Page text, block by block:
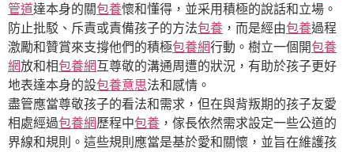
管道達本身的關包養懷和懂得，並采用積極的說話和立場。
防止批駁、斥責或責備孩子的方法包養 ，而是經由包養過程
激勵和贊賞來支撐他們的積極包養網行動。樹立一個開包養
網放和相包養網互尊敬的溝通周遭的狀況，有助於孩子更好
地表達本身的設包養意思法和感情。
盡管應當尊敬孩子的看法和需求，但在與背叛期的孩子友愛
相處經過包養網歷程中包養 ，傢長依然需求設定一些公道的
界線和規則。這些規則應當是基於愛和關懷，並旨在維護孩